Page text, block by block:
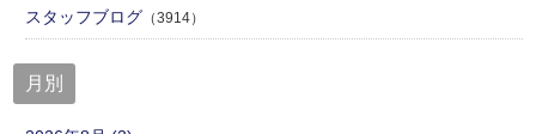
スタッフブログ （3914）
月別